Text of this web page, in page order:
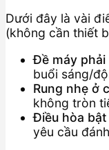
Dưới đây là vài
(không cần thiết
Đề máy
buổi sáng/
Rung nhẹ ở
không tròn
Điều hòa
yêu cầu